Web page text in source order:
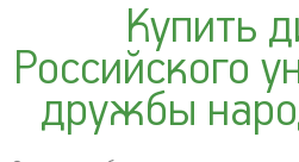
Купить
Российского
дружбы